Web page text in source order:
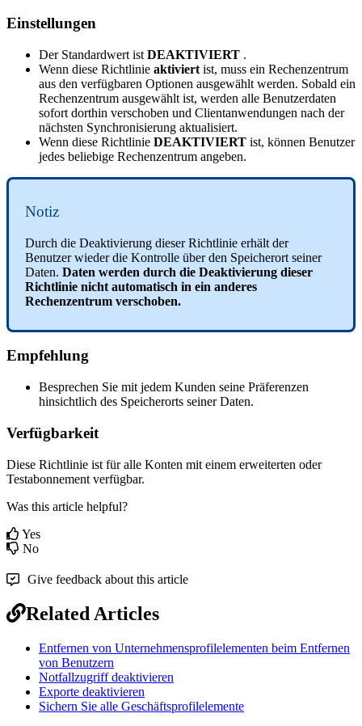
Einstellungen
Der Standardwert ist DEAKTIVIERT .
Wenn diese Richtlinie aktiviert ist, muss ein Rechenzentrum
aus den verfügbaren Optionen ausgewählt werden. Sobald ein
Rechenzentrum ausgewählt ist, werden alle Benutzerdaten
sofort dorthin verschoben und Clientanwendungen nach der
nächsten Synchronisierung aktualisiert.
Wenn diese Richtlinie DEAKTIVIERT ist, können Benutzer
jedes beliebige Rechenzentrum angeben.
Notiz
Durch die Deaktivierung dieser Richtlinie erhält der
Benutzer wieder die Kontrolle über den Speicherort seiner
Daten. Daten werden durch die Deaktivierung dieser
Richtlinie nicht automatisch in ein anderes
Rechenzentrum verschoben.
Empfehlung
Besprechen Sie mit jedem Kunden seine Präferenzen
hinsichtlich des Speicherorts seiner Daten.
Verfügbarkeit
Diese Richtlinie ist für alle Konten mit einem erweiterten oder
Testabonnement verfügbar.
Was this article helpful?
Yes
No
Give feedback about this article
Related Articles
Entfernen von Unternehmensprofilelementen beim Entfernen
von Benutzern
Notfallzugriff deaktivieren
Exporte deaktivieren
Sichern Sie alle Geschäftsprofilelemente